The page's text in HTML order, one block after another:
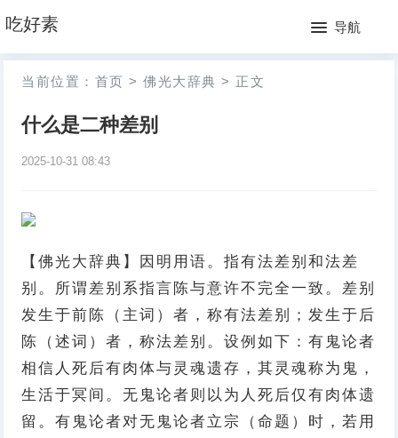
吃好素 导航
网
站
月
当前位置： 首页 > 佛光大辞典 > 正文
什么是二种差别
2025-10-31 08:43
【佛光大辞典】因明用语。指有法差别和法差
别。所谓差别系指言陈与意许不完全一致。差别
发生于前陈（主词）者，称有法差别；发生于后
陈（述词）者，称法差别。设例如下：有鬼论者
相信人死后有肉体与灵魂遗存，其灵魂称为鬼，
生活于冥间。无鬼论者则以为人死后仅有肉体遗
留。有鬼论者对无鬼论者立宗（命题）时，若用